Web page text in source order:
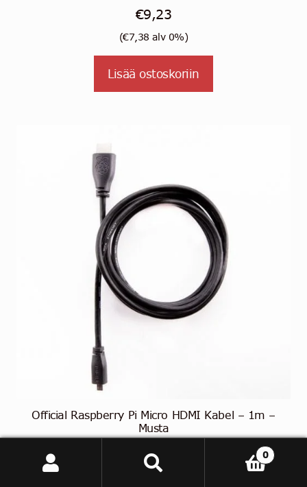
€9,23
(€7,38 alv 0%)
Lisää ostoskoriin
Official Raspberry Pi Micro HDMI Kabel – 1m –
Musta
7,89
alv 0%)
0